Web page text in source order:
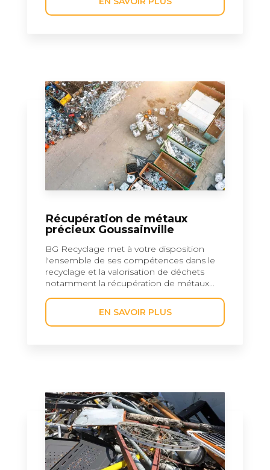
Récupération de métaux
précieux Goussainville
BG Recyclage met à votre disposition
l'ensemble de ses compétences dans le
recyclage et la valorisation de déchets
notamment la récupération de métaux...
EN SAVOIR PLUS